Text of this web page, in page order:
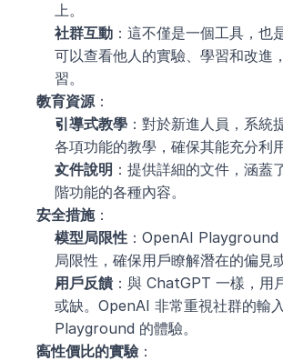
上。
社群互動 ：這不僅是一個工具，也
可以查看他人的實驗、學習和改進
習。
教育資源：
引導式教學 ：對於新進人員，系統
各項功能的教學，確保其能充分利
文件說明 ：提供詳細的文件，涵蓋
階功能的各種內容。
安全措施：
模型局限性 ：OpenAI Playground
局限性，確保用戶瞭解潛在的偏見
用戶反饋：與 ChatGPT 一樣，用
或缺。OpenAI 非常重視社群的輸
Playground 的體驗。
高性價比的實驗 ：